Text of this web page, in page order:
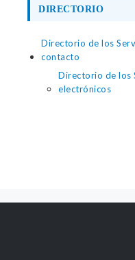
DIRECTORIO
Directorio de los
contacto
Directorio de los
electrónicos